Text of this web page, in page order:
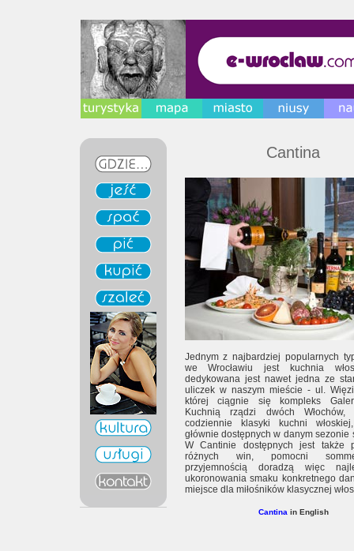
Cantina
Jednym z najbardziej popularnych
we Wrocławiu jest kuchnia
dedykowana jest nawet jedna ze
uliczek w naszym mieście - ul.
której ciągnie się kompleks
Kuchnią rządzi dwóch Włochów,
codziennie klasyki kuchni
głównie dostępnych w danym sezonie
W Cantinie dostępnych jest także
różnych win, pomocni
przyjemnością doradzą więc
ukoronowania smaku konkretnego
miejsce dla miłośników klasycznej
Cantina in English